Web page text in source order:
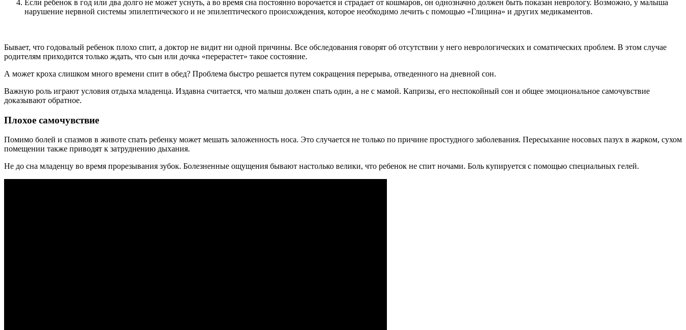
Если ребенок в год или два долго не может уснуть, а во время сна постоянно ворочается и страдает от кошмаров, он однозначно должен быть показан неврологу. Возможно, у малыша
нарушение нервной системы эпилептического и не эпилептического происхождения, которое необходимо лечить с помощью «Глицина» и других медикаментов.
Бывает, что годовалый ребенок плохо спит, а доктор не видит ни одной причины. Все обследования говорят об отсутствии у него неврологических и соматических проблем. В этом случае
родителям приходится только ждать, что сын или дочка «перерастет» такое состояние.
А может кроха слишком много времени спит в обед? Проблема быстро решается путем сокращения перерыва, отведенного на дневной сон.
Важную роль играют условия отдыха младенца. Издавна считается, что малыш должен спать один, а не с мамой. Капризы, его неспокойный сон и общее эмоциональное самочувствие
доказывают обратное.
Плохое самочувствие
Помимо болей и спазмов в животе спать ребенку может мешать заложенность носа. Это случается не только по причине простудного заболевания. Пересыхание носовых пазух в жарком, сухом
помещении также приводят к затруднению дыхания.
Не до сна младенцу во время прорезывания зубок. Болезненные ощущения бывают настолько велики, что ребенок не спит ночами. Боль купируется с помощью специальных гелей.